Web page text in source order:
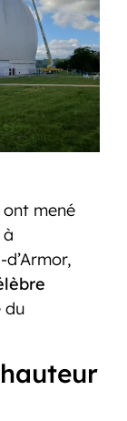
ont mené
à
du